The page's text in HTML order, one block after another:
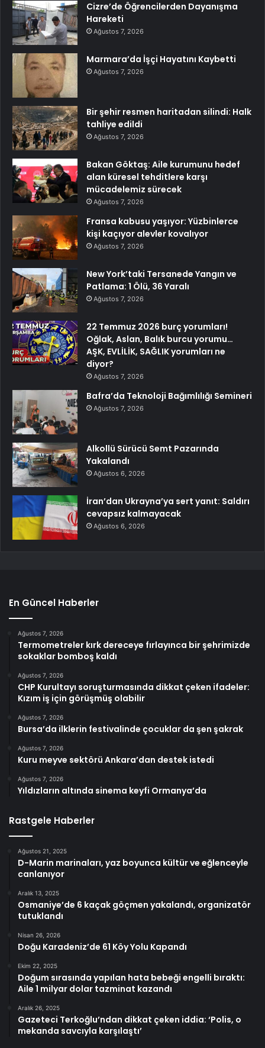
Cizre’de Öğrencilerden Dayanışma
Hareketi
Ağustos 7, 2026
Marmara’da İşçi Hayatını Kaybetti
Ağustos 7, 2026
Bir şehir resmen haritadan silindi: Halk
tahliye edildi
Ağustos 7, 2026
Bakan Göktaş: Aile kurumunu hedef
alan küresel tehditlere karşı
mücadelemiz sürecek
Ağustos 7, 2026
Fransa kabusu yaşıyor: Yüzbinlerce
kişi kaçıyor alevler kovalıyor
Ağustos 7, 2026
New York’taki Tersanede Yangın ve
Patlama: 1 Ölü, 36 Yaralı
Ağustos 7, 2026
22 Temmuz 2026 burç yorumları!
Oğlak, Aslan, Balık burcu yorumu…
AŞK, EVLİLİK, SAĞLIK yorumları ne
diyor?
Ağustos 7, 2026
Bafra’da Teknoloji Bağımlılığı Semineri
Ağustos 7, 2026
Alkollü Sürücü Semt Pazarında
Yakalandı
Ağustos 6, 2026
İran’dan Ukrayna’ya sert yanıt: Saldırı
cevapsız kalmayacak
Ağustos 6, 2026
En Güncel Haberler
Ağustos 7, 2026
Termometreler kırk dereceye fırlayınca bir şehrimizde
sokaklar bomboş kaldı
Ağustos 7, 2026
CHP Kurultayı soruşturmasında dikkat çeken ifadeler:
Kızım iş için görüşmüş olabilir
Ağustos 7, 2026
Bursa’da ilklerin festivalinde çocuklar da şen şakrak
Ağustos 7, 2026
Kuru meyve sektörü Ankara’dan destek istedi
Ağustos 7, 2026
Yıldızların altında sinema keyfi Ormanya’da
Rastgele Haberler
Ağustos 21, 2025
D-Marin marinaları, yaz boyunca kültür ve eğlenceyle
canlanıyor
Aralık 13, 2025
Osmaniye’de 6 kaçak göçmen yakalandı, organizatör
tutuklandı
Nisan 26, 2026
Doğu Karadeniz’de 61 Köy Yolu Kapandı
Ekim 22, 2025
Doğum sırasında yapılan hata bebeği engelli bıraktı:
Aile 1 milyar dolar tazminat kazandı
Aralık 26, 2025
Gazeteci Terkoğlu’ndan dikkat çeken iddia: ‘Polis, o
mekanda savcıyla karşılaştı’